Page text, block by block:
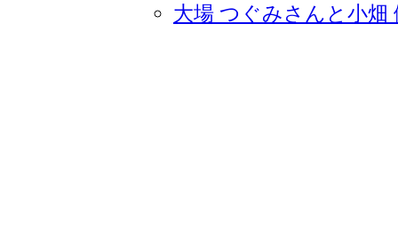
大場 つぐみさんと小